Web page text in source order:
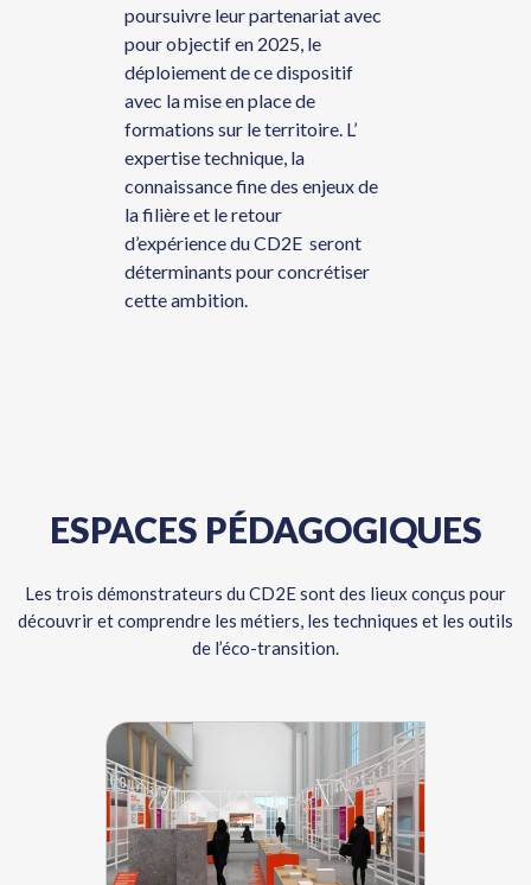
poursuivre leur partenariat avec
pour objectif en 2025, le
déploiement de ce dispositif
avec la mise en place de
formations sur le territoire. L’
expertise technique, la
connaissance fine des enjeux de
la filière et le retour
d’expérience du CD2E seront
déterminants pour concrétiser
cette ambition.
ESPACES PÉDAGOGIQUES
Les trois démonstrateurs du CD2E sont des lieux conçus pour
découvrir et comprendre les métiers, les techniques et les outils
de l’éco-transition.